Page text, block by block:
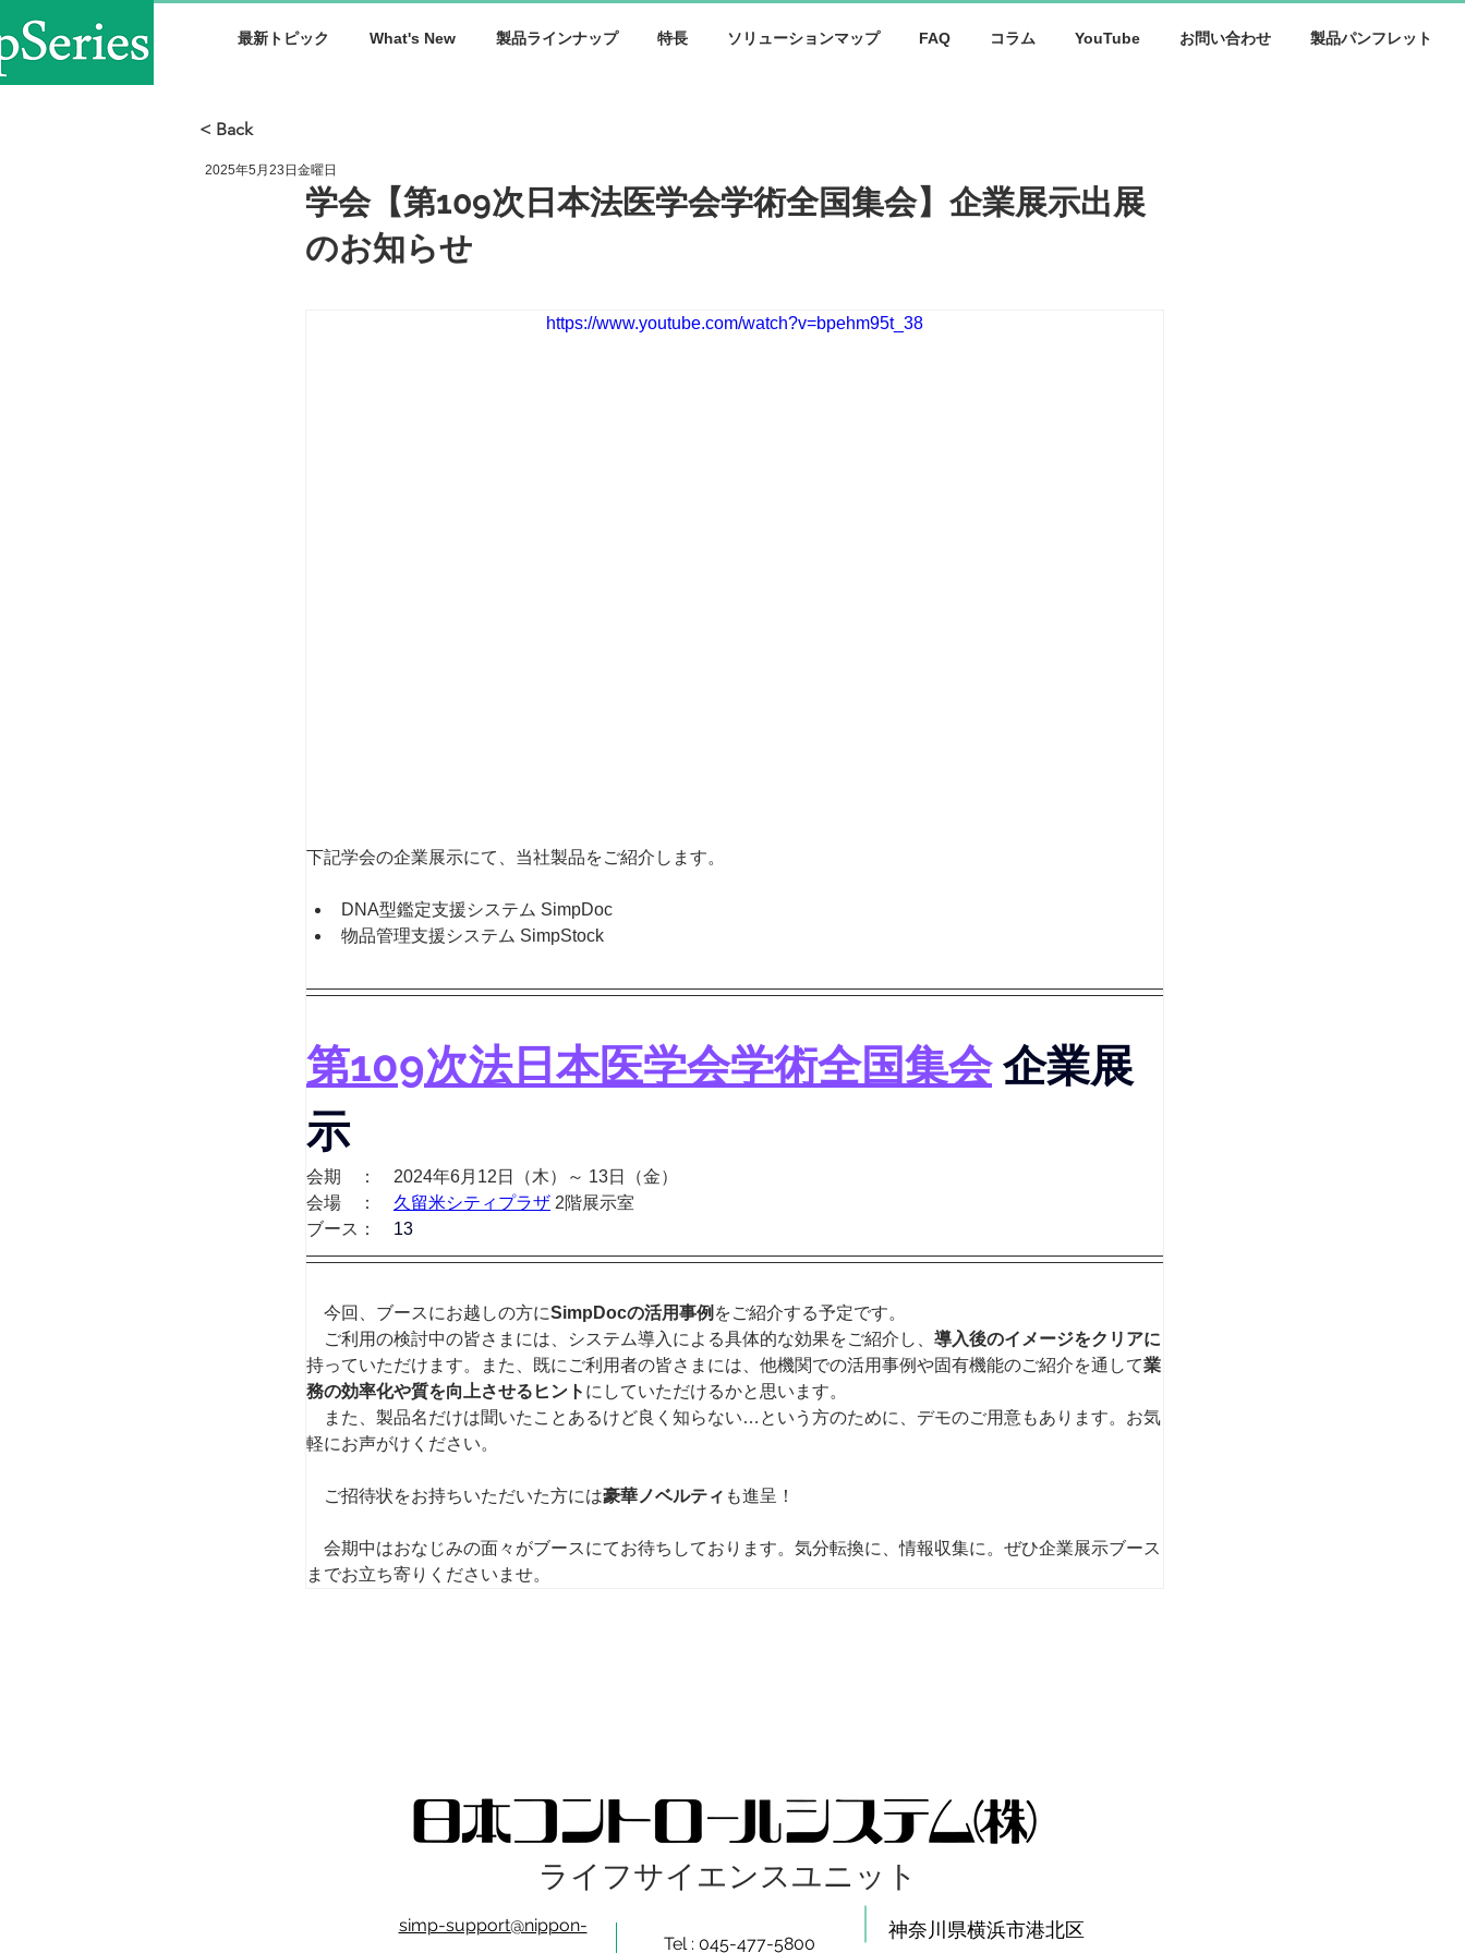
最新トピック What's New 製品ラインナップ 特長 ソリューションマップ FAQ コラム YouTube お問い合わせ 製品パンフレット
2025年5月23日金曜日
学会【第109次日本法医学会学術全国集会】企業展示出展
のお知らせ
< Back
https://www.youtube.com/watch?v=bpehm95t_38
下記学会の企業展示にて、当社製品をご紹介します。
DNA型鑑定支援システム SimpDoc
物品管理支援システム SimpStock
第109次法日本医学会学術全国集会 企業展
示
会期　：　2024年6月12日（木）～ 13日（金）
会場　： 久留米シティプラザ 2階展示室
ブース： 13
今回、ブースにお越しの方にSimpDocの活用事例 をご紹介する予定です。
ご利用の検討中の皆さまには、システム導入による具体的な効果をご紹介し、 導入後のイメージをクリアに
持っていただけます。また、既にご利用者の皆さまには、他機関での活用事例や固有機能のご紹介を通して業
務の効率化や質を向上させるヒント にしていただけるかと思います。
また、製品名だけは聞いたことあるけど良く知らない…という方のために、デモのご用意もあります。お気
軽にお声がけください。
ご招待状をお持ちいただいた方には豪華ノベルティ も進呈！
会期中はおなじみの面々がブースにてお待ちしております。気分転換に、情報収集に。ぜひ企業展示ブース
までお立ち寄りくださいませ。
ライフサイエンスユニット
simp-support@nippon-
Tel : 045-477-5800
​神奈川県横浜市港北区